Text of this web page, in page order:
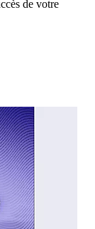
de votre